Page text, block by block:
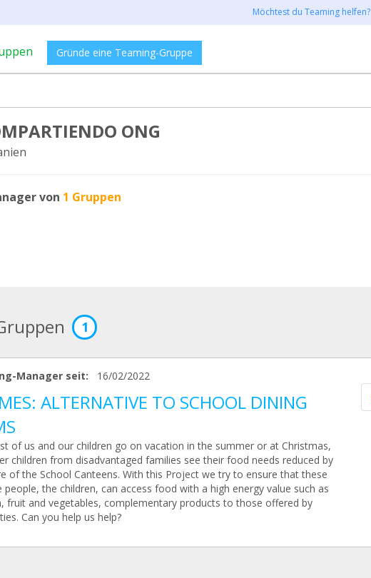
Möchtest du Teaming helfen?
Gründe eine Teaming-Gruppe
ONG
von 1 Gruppen
1
Manager seit: 16/02/2022
ALTERNATIVE TO SCHOOL DINING
of us and our children go on vacation in the summer or at Christmas,
children from disadvantaged families see their food needs reduced by
of the School Canteens. With this Project we try to ensure that these
people, the children, can access food with a high energy value such as
fruit and vegetables, complementary products to those offered by
Can you help us help?